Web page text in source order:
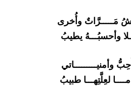
مَـــــرَّاتٌ وأُخرى
وأحسبُـــهُ يطيبُ
وأمنيـــــــــاتي
لعِلَّتِهـــا طبيبُ